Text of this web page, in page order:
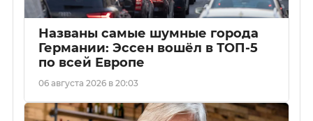
Названы самые шумные города
Германии: Эссен вошёл в ТОП-5
по всей Европе
06 августа 2026 в 20:03